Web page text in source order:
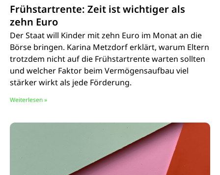
Frühstartrente: Zeit ist wichtiger als
zehn Euro
Der Staat will Kinder mit zehn Euro im Monat an die
Börse bringen. Karina Metzdorf erklärt, warum Eltern
trotzdem nicht auf die Frühstartrente warten sollten
und welcher Faktor beim Vermögensaufbau viel
stärker wirkt als jede Förderung.
Weiterlesen »